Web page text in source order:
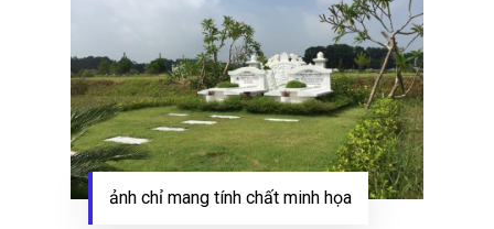
ảnh chỉ mang tính chất minh họa